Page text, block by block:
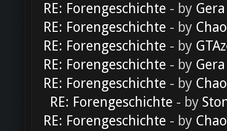
RE: Forengeschichte - by Gera
RE: Forengeschichte - by
RE: Forengeschichte - by
RE: Forengeschichte - by Gera
RE: Forengeschichte - by
RE: Forengeschichte - by
RE: Forengeschichte - by